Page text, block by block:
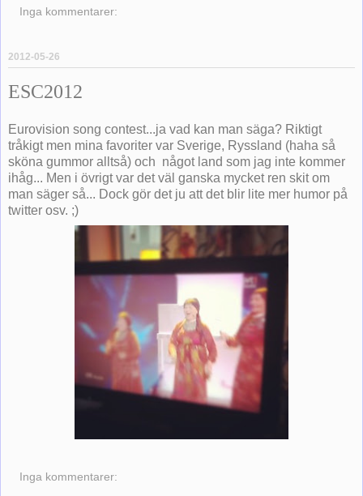
Inga kommentarer:
2012-05-26
ESC2012
Eurovision song contest...ja vad kan man säga? Riktigt
tråkigt men mina favoriter var Sverige, Ryssland (haha så
sköna gummor alltså) och något land som jag inte kommer
ihåg... Men i övrigt var det väl ganska mycket ren skit om
man säger så... Dock gör det ju att det blir lite mer humor på
twitter osv. ;)
Inga kommentarer: